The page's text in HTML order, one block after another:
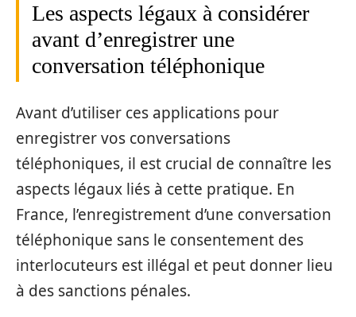
Les aspects légaux à considérer
avant d’enregistrer une
conversation téléphonique
Avant d’utiliser ces applications pour
enregistrer vos conversations
téléphoniques, il est crucial de connaître les
aspects légaux liés à cette pratique. En
France, l’enregistrement d’une conversation
téléphonique sans le consentement des
interlocuteurs est illégal et peut donner lieu
à des sanctions pénales.